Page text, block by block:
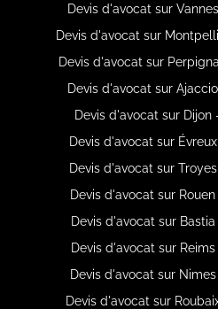
Devis d'avocat sur
Devis d'avocat sur
Devis d'avocat sur
Devis d'avocat sur
Devis d'avocat sur
Devis d'avocat sur
Devis d'avocat sur
Devis d'avocat sur
Devis d'avocat sur
Devis d'avocat sur
Devis d'avocat sur
Devis d'avocat sur